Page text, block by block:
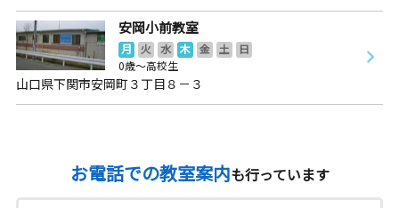
安岡小前教室
月 火 水 木 金 土
日
0歳～高校生
山口県下関市安岡町３丁目８－３
お電話での教室案内も行っています